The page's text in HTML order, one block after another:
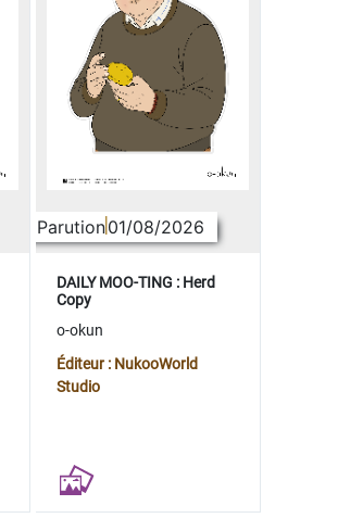
Parution01/08/2026
DAILY MOO-TING : Herd
Copy
o-okun
Éditeur : NukooWorld
Studio